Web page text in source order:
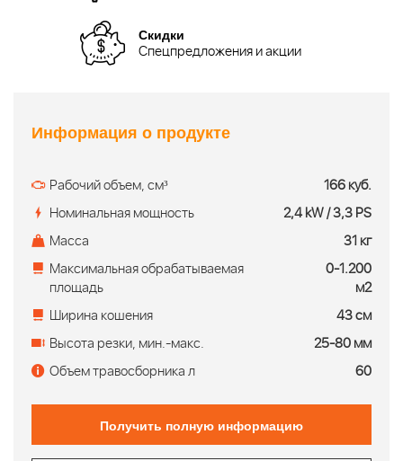
Скидки
Спецпредложения и акции
Информация о продукте
Рабочий объем, см³
166 куб.
Номинальная мощность
2,4 kW / 3,3 PS
Масса
31 кг
Максимальная обрабатываемая
площадь
0-1.200
м2
Ширина кошения
43 см
Высота резки, мин.-макс.
25-80 мм
Объем травосборника л
60
Получить полную информацию